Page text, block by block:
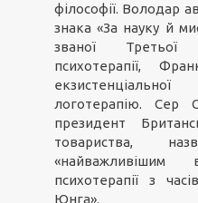
філософії. Володар
знака «За науку й
званої Третьої
психотерапії,
логотерапію. Сер
президент
товариства,
психотерапії з
Юнга».